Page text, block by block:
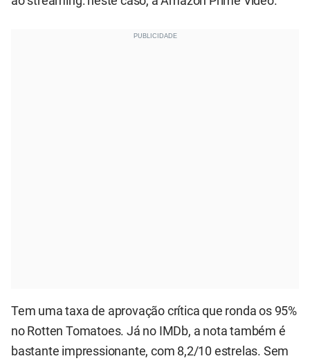
Tem uma taxa de aprovação crítica que ronda os 95%
no Rotten Tomatoes. Já no IMDb, a nota também é
bastante impressionante, com 8,2/10 estrelas. Sem